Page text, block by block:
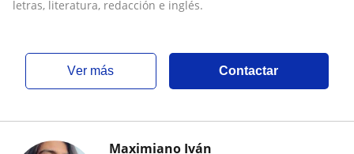
letras, literatura, redacción e inglés.
ver más Contactar
Maximiano Iván